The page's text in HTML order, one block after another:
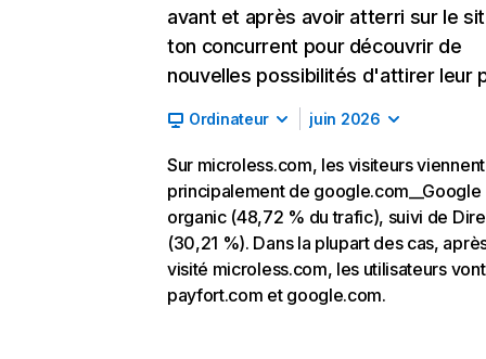
avant et après avoir atterri sur le
ton concurrent pour découvrir de
nouvelles possibilités d'attirer leur
Ordinateur juin 2026
Sur microless.com, les visiteurs viennent
principalement de google.com__Google
organic (48,72 % du trafic), suivi de
(30,21 %). Dans la plupart des cas,
visité microless.com, les utilisateurs
payfort.com et google.com.